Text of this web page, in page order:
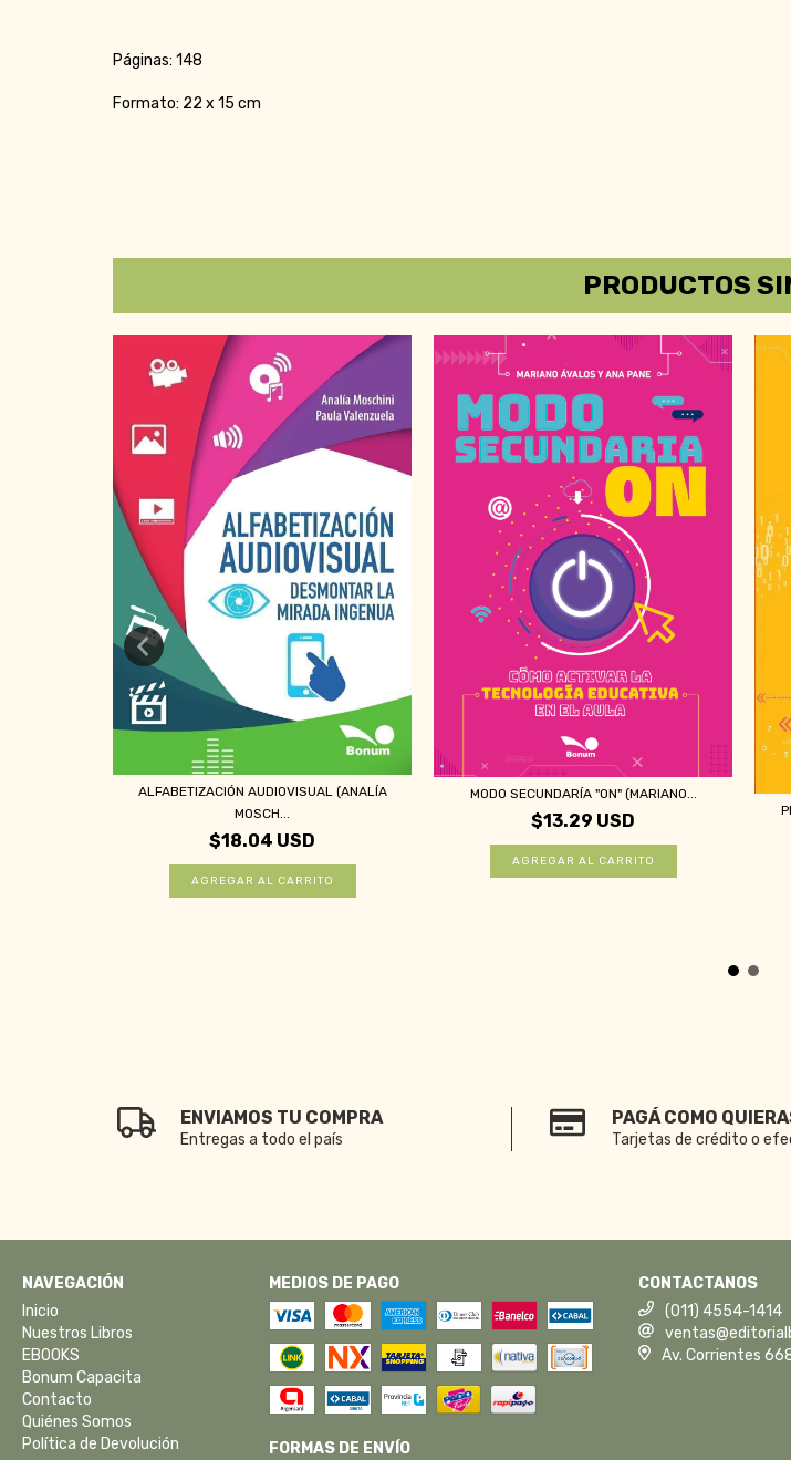
Páginas: 148
Formato: 22 x 15 cm
PRODUCTOS
ALFABETIZACIÓN AUDIOVISUAL (ANALÍA
MOSCH...
$18.04 USD
MODO SECUNDARÍA "ON" (MARIANO...
$13.29 USD
ENVIAMOS TU COMPRA
Entregas a todo el país
PAGÁ COMO
Tarjetas de crédito o
NAVEGACIÓN
Inicio
Nuestros Libros
EBOOKS
Bonum Capacita
Contacto
Quiénes Somos
Política de Devolución
MEDIOS DE PAGO
FORMAS DE ENVÍO
CONTACTANOS
(011) 4554-1414
Av. Corrientes